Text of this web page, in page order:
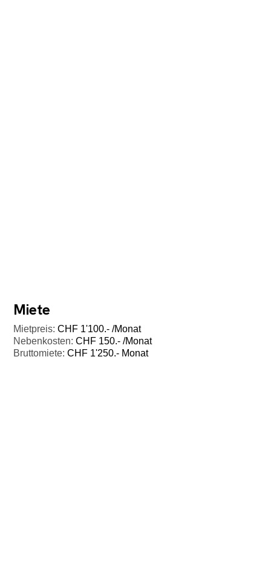
Miete
Mietpreis: CHF 1'100.- /Monat
Nebenkosten: CHF 150.- /Monat
Bruttomiete: CHF 1'250.- Monat